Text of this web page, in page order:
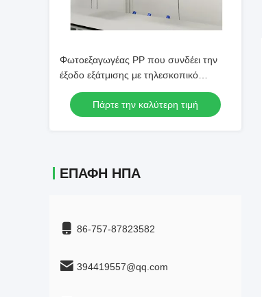
Φωτοεξαγωγέας PP που συνδέει την
έξοδο εξάτμισης με τηλεσκοπικό
καθετήρα
Πάρτε την καλύτερη τιμή
ΕΠΑΦΉ ΗΠΑ
86-757-87823582
394419557@qq.com